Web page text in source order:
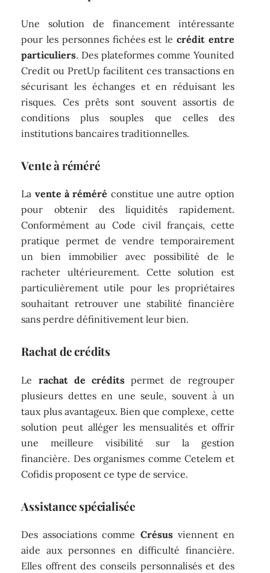
Une solution de financement intéressante
pour les personnes fichées est le crédit entre
particuliers. Des plateformes comme Younited
Credit ou PretUp facilitent ces transactions en
sécurisant les échanges et en réduisant les
risques. Ces prêts sont souvent assortis de
conditions plus souples que celles des
institutions bancaires traditionnelles.
Vente à réméré
La vente à réméré constitue une autre option
pour obtenir des liquidités rapidement.
Conformément au Code civil français, cette
pratique permet de vendre temporairement
un bien immobilier avec possibilité de le
racheter ultérieurement. Cette solution est
particulièrement utile pour les propriétaires
souhaitant retrouver une stabilité financière
sans perdre définitivement leur bien.
Rachat de crédits
Le rachat de crédits permet de regrouper
plusieurs dettes en une seule, souvent à un
taux plus avantageux. Bien que complexe, cette
solution peut alléger les mensualités et offrir
une meilleure visibilité sur la gestion
financière. Des organismes comme Cetelem et
Cofidis proposent ce type de service.
Assistance spécialisée
Des associations comme Crésusviennent en
aide aux personnes en difficulté financière.
Elles offrent des conseils personnalisés et des